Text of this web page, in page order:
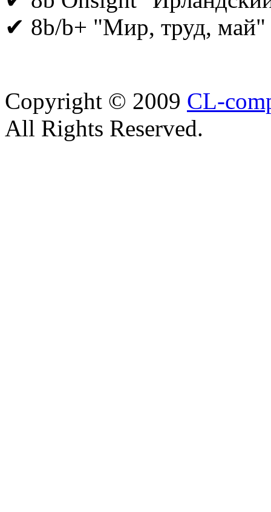
✔ 8b/b+ "Мир, труд, май"
Copyright © 2009 CL-
All Rights Reserved.